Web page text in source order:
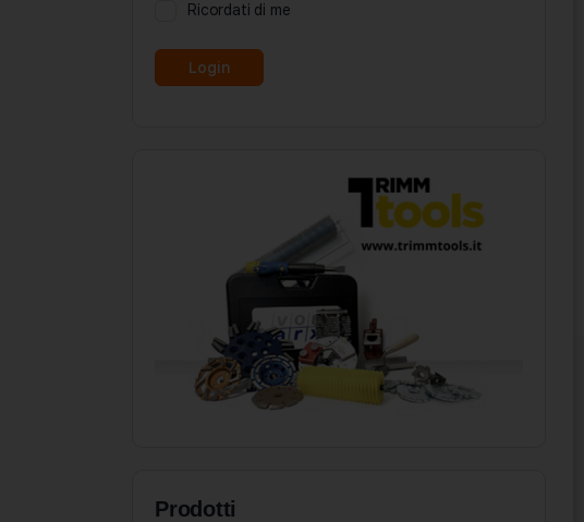
Ricordati di me
Prodotti